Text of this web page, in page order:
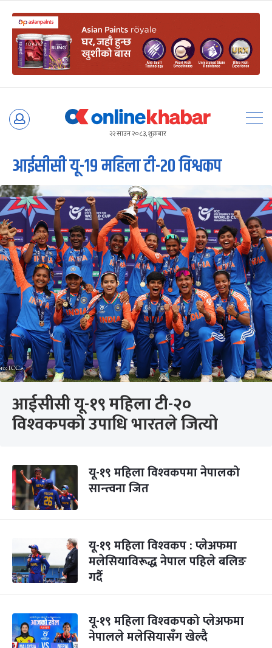
Skip
२२ साउन २०८३, शुक्रबार
आईसीसी यू-१९ महिला टी-२० विश्वकप
आईसीसी यू-१९ महिला टी-२०
विश्‍वकपको उपाधि भारतले जित्यो
यू-१९ महिला विश्‍वकपमा नेपालको
सान्त्वना जित
यू-१९ महिला विश्‍वकप : प्लेअफमा
मलेसियाविरूद्ध नेपाल पहिले बलिङ
गर्दै
यू-१९ महिला विश्‍वकपको प्लेअफमा
नेपालले मलेसियासँग खेल्दै